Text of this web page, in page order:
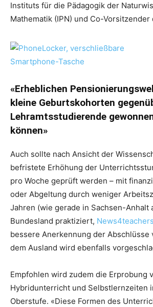
Instituts für die Pädagogik der
Mathematik (IPN) und Co-Vorsitzender
«Erheblichen
kleine Geburtskohorten
Lehramtsstudierende
können»
Auch sollte nach Ansicht der
befristete Erhöhung der
pro Woche geprüft werden – mit
oder Abgeltung durch weniger
Jahren (wie gerade in Sachsen-Anhalt
Bundesland praktiziert,
bessere Anerkennung der Abschlüsse
dem Ausland wird ebenfalls
Empfohlen wird zudem die Erprobung
Hybridunterricht und Selbstlernzeiten
Oberstufe. «Diese Formen des